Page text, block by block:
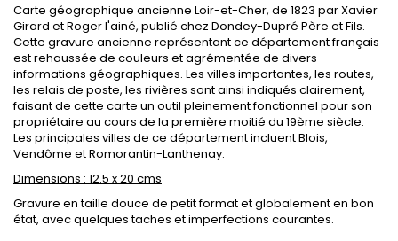
Carte géographique ancienne Loir-et-Cher, de 1823 par Xavier
Girard et Roger l'ainé, publié chez Dondey-Dupré Père et Fils.
Cette gravure ancienne représentant ce département français
est rehaussée de couleurs et agrémentée de divers
informations géographiques. Les villes importantes, les routes,
les relais de poste, les rivières sont ainsi indiqués clairement,
faisant de cette carte un outil pleinement fonctionnel pour son
propriétaire au cours de la première moitié du 19ème siècle.
Les principales villes de ce département incluent Blois,
Vendôme et Romorantin-Lanthenay.
Dimensions : 12.5 x 20 cms
Gravure en taille douce de petit format et globalement en bon
état, avec quelques taches et imperfections courantes.